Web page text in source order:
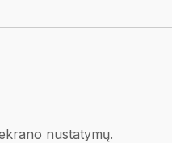
nustatymų.